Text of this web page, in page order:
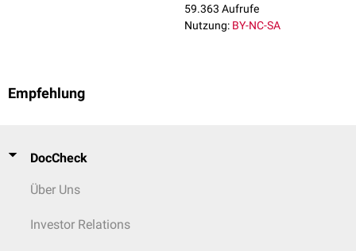
59.363 Aufrufe
Nutzung: BY-NC-SA
Empfehlung
DocCheck
Über Uns
Investor Relations